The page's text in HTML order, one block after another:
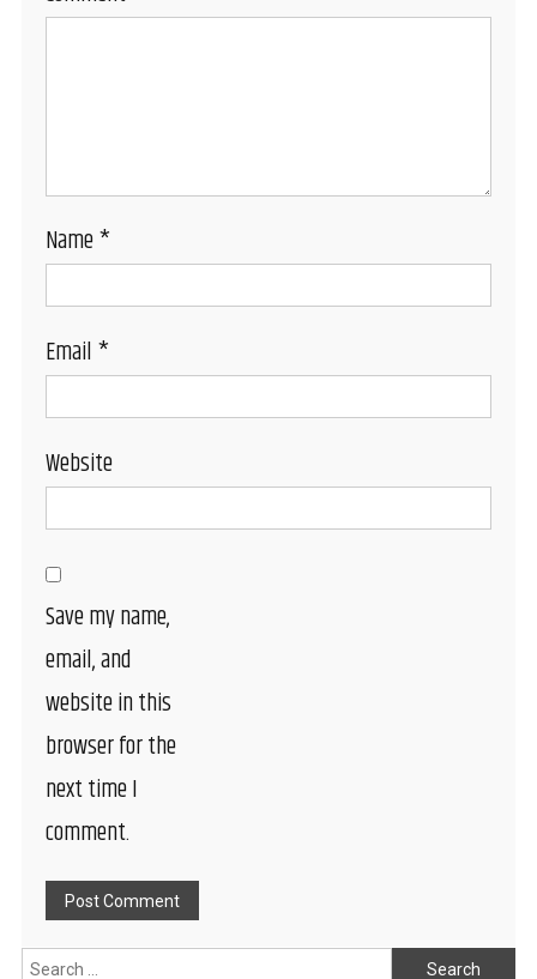
Name*
Email*
Website
Save my name,
email, and
website in this
browser for the
next time I
comment.
Search